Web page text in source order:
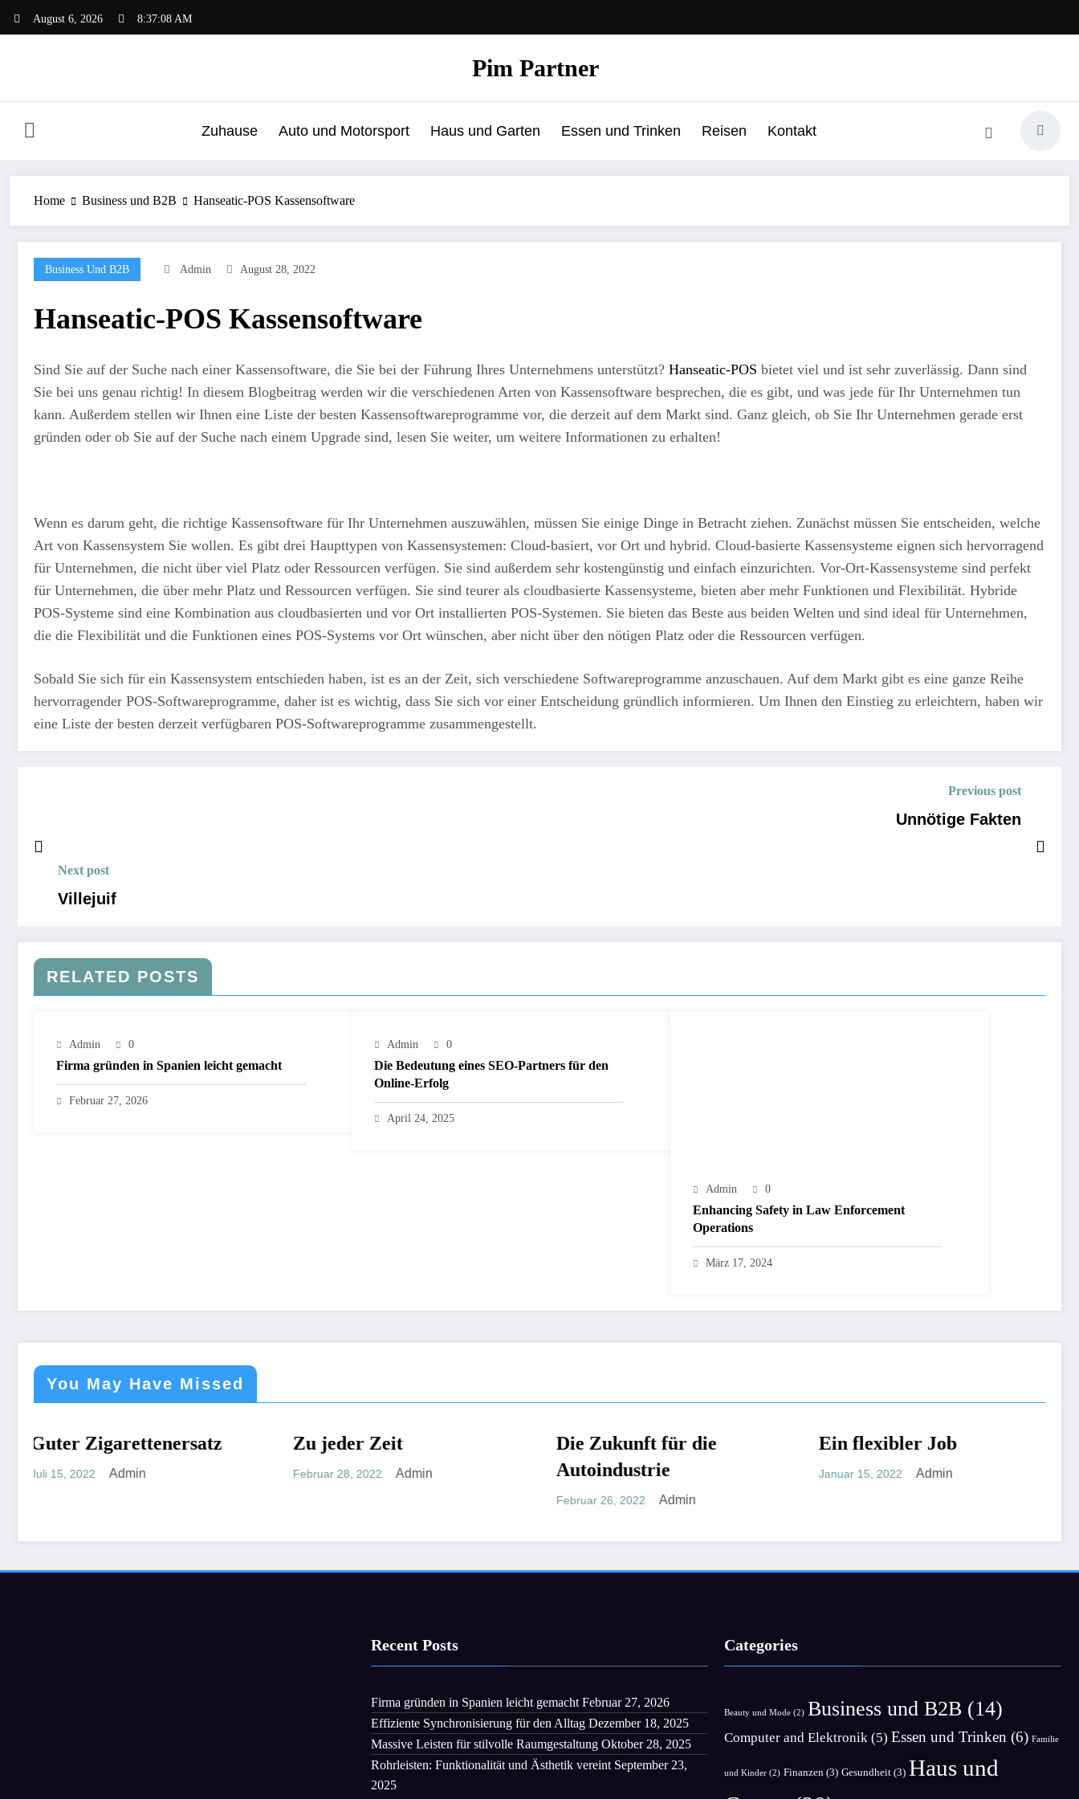
August 6, 2026 8:37:08 AM
Pim Partner
Zuhause Auto und Motorsport Haus und Garten Essen und Trinken Reisen Kontakt
Home Business und B2B Hanseatic-POS Kassensoftware
Business Und B2B Admin August 28, 2022
Hanseatic-POS Kassensoftware
Sind Sie auf der Suche nach einer Kassensoftware, die Sie bei der Führung Ihres Unternehmens unterstützt? Hanseatic-POS bietet viel und ist sehr zuverlässig. Dann sind
Sie bei uns genau richtig! In diesem Blogbeitrag werden wir die verschiedenen Arten von Kassensoftware besprechen, die es gibt, und was jede für Ihr Unternehmen tun
kann. Außerdem stellen wir Ihnen eine Liste der besten Kassensoftwareprogramme vor, die derzeit auf dem Markt sind. Ganz gleich, ob Sie Ihr Unternehmen gerade erst
gründen oder ob Sie auf der Suche nach einem Upgrade sind, lesen Sie weiter, um weitere Informationen zu erhalten!
Wenn es darum geht, die richtige Kassensoftware für Ihr Unternehmen auszuwählen, müssen Sie einige Dinge in Betracht ziehen. Zunächst müssen Sie entscheiden, welche
Art von Kassensystem Sie wollen. Es gibt drei Haupttypen von Kassensystemen: Cloud-basiert, vor Ort und hybrid. Cloud-basierte Kassensysteme eignen sich hervorragend
für Unternehmen, die nicht über viel Platz oder Ressourcen verfügen. Sie sind außerdem sehr kostengünstig und einfach einzurichten. Vor-Ort-Kassensysteme sind perfekt
für Unternehmen, die über mehr Platz und Ressourcen verfügen. Sie sind teurer als cloudbasierte Kassensysteme, bieten aber mehr Funktionen und Flexibilität. Hybride
POS-Systeme sind eine Kombination aus cloudbasierten und vor Ort installierten POS-Systemen. Sie bieten das Beste aus beiden Welten und sind ideal für Unternehmen,
die die Flexibilität und die Funktionen eines POS-Systems vor Ort wünschen, aber nicht über den nötigen Platz oder die Ressourcen verfügen.
Sobald Sie sich für ein Kassensystem entschieden haben, ist es an der Zeit, sich verschiedene Softwareprogramme anzuschauen. Auf dem Markt gibt es eine ganze Reihe
hervorragender POS-Softwareprogramme, daher ist es wichtig, dass Sie sich vor einer Entscheidung gründlich informieren. Um Ihnen den Einstieg zu erleichtern, haben wir
eine Liste der besten derzeit verfügbaren POS-Softwareprogramme zusammengestellt.
Previous post
Unnötige Fakten
Next post
Villejuif
RELATED POSTS
Admin 0
Firma gründen in Spanien leicht gemacht
Februar 27, 2026
Admin 0
Die Bedeutung eines SEO-Partners für den
Online-Erfolg
April 24, 2025
Admin 0
Enhancing Safety in Law Enforcement
Operations
März 17, 2024
You May Have Missed
NICHT KATEGORISIERT
Zu jeder Zeit
Februar 28, 2022
NICHT KATEGORISIERT
Die Zukunft für die
Autoindustrie
NICHT KATEGORISIERT
Ein flexibler Job
Januar 15, 2022
NICHT KATEGORISIERT
Unglaublich schöne
Mäntel
Recent Posts
Firma gründen in Spanien leicht gemacht Februar 27, 2026
Effiziente Synchronisierung für den Alltag Dezember 18, 2025
Massive Leisten für stilvolle Raumgestaltung Oktober 28, 2025
Rohrleisten: Funktionalität und Ästhetik vereint September 23,
2025
Categories
Beauty und Mode (2) Business und B2B (14)
Computer and Elektronik (5) Essen und Trinken (6) Familie
und Kinder (2) Finanzen (3) Gesundheit (3) Haus und